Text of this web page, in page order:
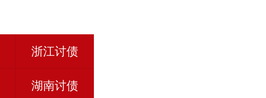
浙江讨债
湖南讨债